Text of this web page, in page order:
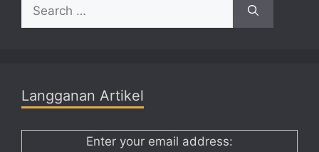
for:
Langganan Artikel
Enter your email address: